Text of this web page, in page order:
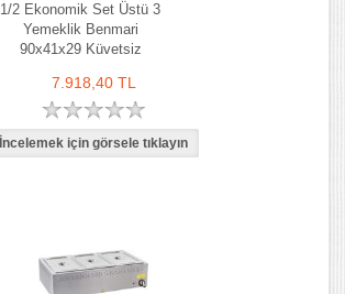
1/2 Ekonomik Set Üstü 3
Yemeklik Benmari
90x41x29 Küvetsiz
7.918,40 TL